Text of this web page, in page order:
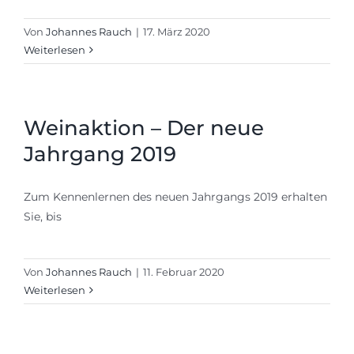
Von Johannes Rauch | 17. März 2020
Weiterlesen
Weinaktion – Der neue
Jahrgang 2019
Zum Kennenlernen des neuen Jahrgangs 2019 erhalten
Sie, bis
Von Johannes Rauch | 11. Februar 2020
Weiterlesen